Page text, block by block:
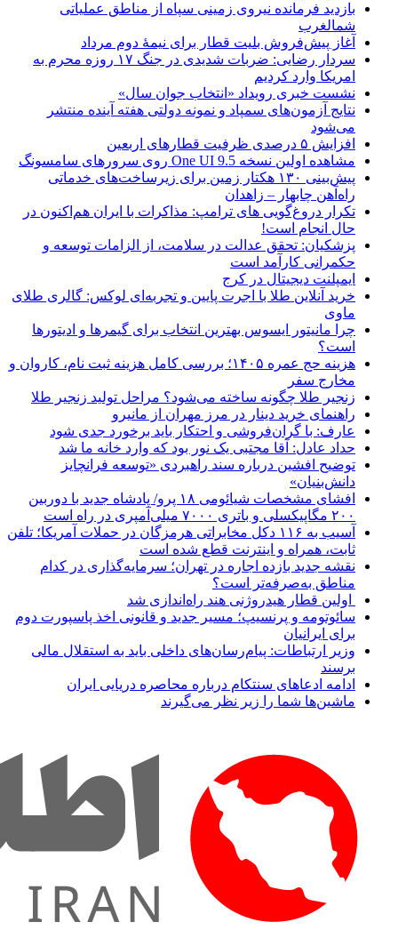
بازدید فرمانده نیروی زمینی سپاه از مناطق عملیاتی
شمالغرب
آغاز پیش‌فروش بلیت قطار برای نیمۀ دوم مرداد
سردار رضایی: ضربات شدیدی در جنگ ۱۷ روزه محرم به
امریکا وارد کردیم
نشست خبری رویداد «انتخاب جوان سال»
نتایج آزمون‌های سمپاد و نمونه دولتی هفته آینده منتشر
می‌شود
افزایش ۵ درصدی ظرفیت قطارهای اربعین
مشاهده اولین نسخه One UI 9.5 روی سرورهای سامسونگ
پیش‌بینی ۱۳۰ هکتار زمین برای زیرساخت‌های خدماتی
راه‌آهن چابهار – زاهدان
تکرار دروغ‌گویی های ترامپ: مذاکرات با ایران هم‌اکنون در
حال انجام است!
پزشکیان: تحقق عدالت در سلامت، از الزامات توسعه و
حکمرانی کارآمد است
ایمپلنت دیجیتال در کرج
خرید آنلاین طلا با اجرت پایین و تجربه‌ای لوکس: گالری طلای
ماوی
چرا مانیتور ایسوس بهترین انتخاب برای گیمرها و ادیتورها
است؟
هزینه حج عمره ۱۴۰۵؛ بررسی کامل هزینه ثبت نام، کاروان و
مخارج سفر
زنجیر طلا چگونه ساخته می‌شود؟ مراحل تولید زنجیر طلا
راهنمای خرید دینار در مرز مهران از مانیرو
عارف: با گران‌فروشی و احتکار باید برخورد جدی شود
حداد عادل: آقا مجتبی یک نور بود که وارد خانه ما شد
توضیح افشین درباره سند راهبردی «توسعه فرانچایز
دانش‌بنیان»
افشای مشخصات شیائومی ۱۸ پرو/ پادشاه جدید با دوربین
۲۰۰ مگاپیکسلی و باتری ۷۰۰۰ میلی‌آمپری در راه است
آسیب به ۱۱۶ دکل مخابراتی هرمزگان در حملات آمریکا؛ تلفن
ثابت، همراه و اینترنت ‌قطع شده است
نقشه جدید بازده اجاره در تهران؛ سرمایه‌گذاری در کدام
مناطق به‌صرفه‌تر است؟
اولین قطار هیدروژنی هند راه‌اندازی شد
سائوتومه و پرنسیپ؛ مسیر جدید و قانونی اخذ پاسپورت دوم
برای ایرانیان
وزیر ارتباطات: پیام‌رسان‌های داخلی باید به استقلال مالی
برسند
ادامه ادعاهای سنتکام درباره محاصره دریایی ایران
ماشین‌ها شما را زیر نظر می‌گیرند